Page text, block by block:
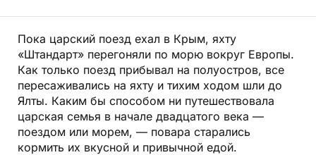
Пока царский поезд ехал в Крым, яхту
«Штандарт» перегоняли по морю вокруг Европы.
Как только поезд прибывал на полуостров, все
пересаживались на яхту и тихим ходом шли до
Ялты. Каким бы способом ни путешествовала
царская семья в начале двадцатого века —
поездом или морем, — повара старались
кормить их вкусной и привычной едой.